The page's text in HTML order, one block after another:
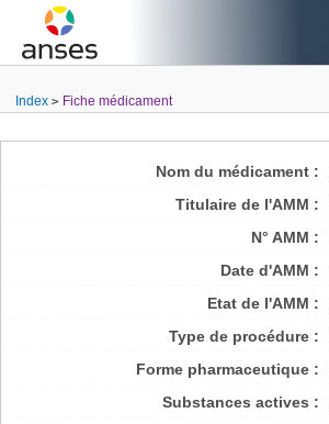
Index Fiche médicament
Nom du médicament :
Titulaire de l'AMM :
N° AMM :
Date d'AMM :
Etat de l'AMM :
Type de procédure :
Forme pharmaceutique :
Substances actives :